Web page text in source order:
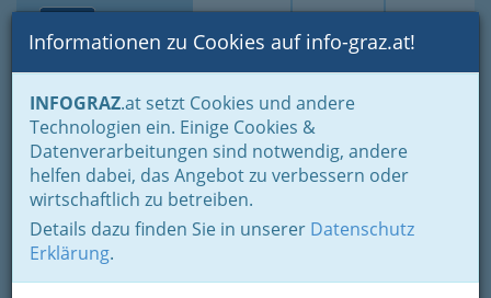
Suche Login Toggle
Informationen zu Cookies auf info-graz.at!
INFOGRAZ.at setzt Cookies und andere
Technologien ein. Einige Cookies &
Datenverarbeitungen sind notwendig, andere
helfen dabei, das Angebot zu verbessern oder
wirtschaftlich zu betreiben.
Details dazu finden Sie in unserer Datenschutz
Erklärung.
Home Branchen
Gesundheit und Soziales
Medizin - Spezialgebiete & Alternatives
Wichtige Adressen im Gesundheits- und Sozialbereich
Aktion Film Stmk.beim
Landesjugendreferat
Karmeliterplatz 2, 8010 Graz